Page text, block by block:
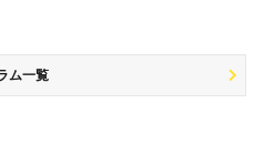
ム一覧